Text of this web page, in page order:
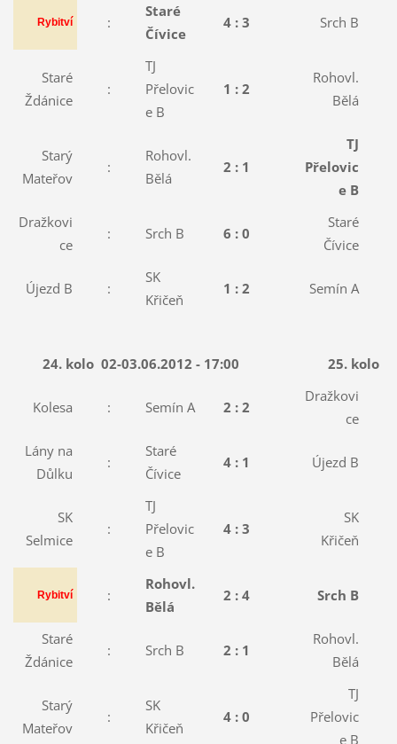
Rybitví :
Staré
Čívice
4 : 3 Srch B
Staré
Ždánice
:
TJ
Přelovic
e B
1 : 2
Rohovl.
Bělá
Starý
Mateřov
:
Rohovl.
Bělá
2 : 1
TJ
Přelovic
e B
Dražkovi
ce
: Srch B 6 : 0
Staré
Čívice
Újezd B :
SK
Křičeň
1 : 2 Semín A
24. kolo 02-03.06.2012 - 17:00 25. kolo
Kolesa : Semín A 2 : 2
Dražkovi
ce
Lány na
Důlku
:
Staré
Čívice
4 : 1 Újezd B
SK
Selmice
:
TJ
Přelovic
e B
4 : 3
SK
Křičeň
Rybitví :
Rohovl.
Bělá
2 : 4 Srch B
Staré
Ždánice
: Srch B 2 : 1
Rohovl.
Bělá
Starý
Mateřov
:
SK
Křičeň
4 : 0
TJ
Přelovic
e B